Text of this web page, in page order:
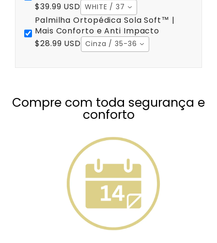
$39.99 USD WHITE / 37
Palmilha Ortopédica Sola Soft™ |
Mais Conforto e Anti Impacto
$28.99 USD Cinza / 35-36
Compre com toda segurança e
conforto